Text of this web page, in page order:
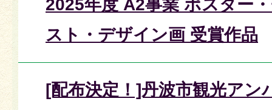
2025年度 A2事業 ポスター
スト・デザイン画 受賞作品
[配布決定！]丹波市観光アン